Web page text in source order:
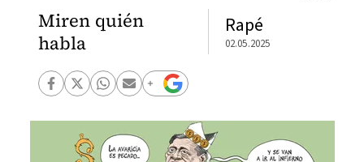
Miren quién
habla
Rapé
02.05.2025